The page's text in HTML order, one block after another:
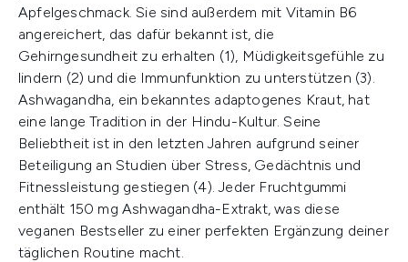
Apfelgeschmack. Sie sind außerdem mit Vitamin B6
angereichert, das dafür bekannt ist, die
Gehirngesundheit zu erhalten (1), Müdigkeitsgefühle zu
lindern (2) und die Immunfunktion zu unterstützen (3).
Ashwagandha, ein bekanntes adaptogenes Kraut, hat
eine lange Tradition in der Hindu-Kultur. Seine
Beliebtheit ist in den letzten Jahren aufgrund seiner
Beteiligung an Studien über Stress, Gedächtnis und
Fitnessleistung gestiegen (4). Jeder Fruchtgummi
enthält 150 mg Ashwagandha-Extrakt, was diese
veganen Bestseller zu einer perfekten Ergänzung deiner
täglichen Routine macht.